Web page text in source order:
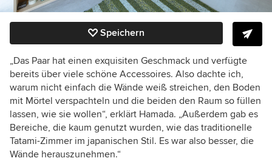
Speichern
„Das Paar hat einen exquisiten Geschmack und verfügte
bereits über viele schöne Accessoires. Also dachte ich,
warum nicht einfach die Wände weiß streichen, den Boden
mit Mörtel verspachteln und die beiden den Raum so füllen
lassen, wie sie wollen“, erklärt Hamada. „Außerdem gab es
Bereiche, die kaum genutzt wurden, wie das traditionelle
Tatami-Zimmer im japanischen Stil. Es war also besser, die
Wände herauszunehmen.“